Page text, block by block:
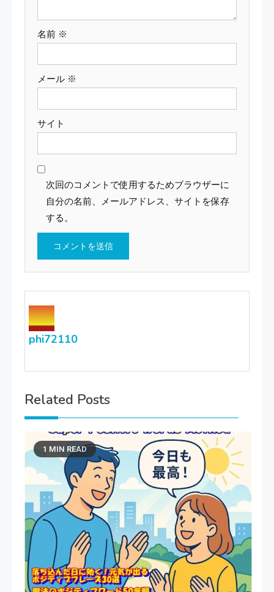
名前 ※
メール ※
サイト
次回のコメントで使用するためブラウザーに
自分の名前、メールアドレス、サイトを保存
する。
phi72110
Related Posts
1 MIN READ